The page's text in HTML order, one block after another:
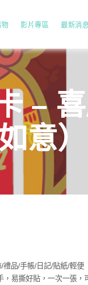
影片專區 最新消息
–
意）
禮品/手帳/日記/貼紙/輕便
，易撕好貼，一次一張，